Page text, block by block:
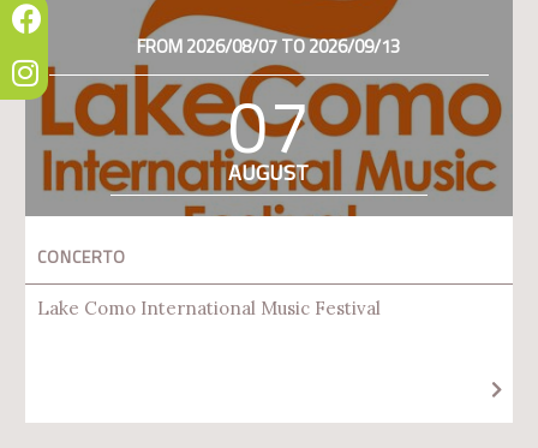
FROM 2026/08/07 TO 2026/09/13
07
AUGUST
CONCERTO
Lake Como International Music Festival